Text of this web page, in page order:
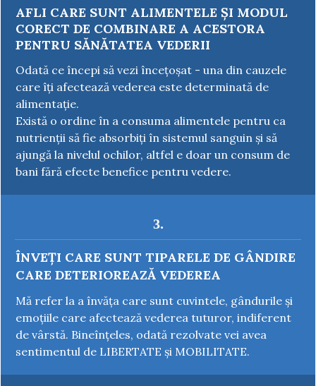
AFLI CARE SUNT ALIMENTELE ȘI MODUL
CORECT DE COMBINARE A ACESTORA
PENTRU SĂNĂTATEA VEDERII
Odată ce începi să vezi încețoșat - una din cauzele
care îți afectează vederea este determinată de
alimentație.
Există o ordine în a consuma alimentele pentru ca
nutrienții să fie absorbiți în sistemul sanguin și să
ajungă la nivelul ochilor, altfel e doar un consum de
bani fără efecte benefice pentru vedere.
3.
ÎNVEȚI CARE SUNT TIPARELE DE GÂNDIRE
CARE DETERIOREAZĂ VEDEREA
Mă refer la a învăța care sunt cuvintele, gândurile și
emoțiile care afectează vederea tuturor, indiferent
de vârstă. Bineînțeles, odată rezolvate vei avea
sentimentul de LIBERTATE și MOBILITATE.